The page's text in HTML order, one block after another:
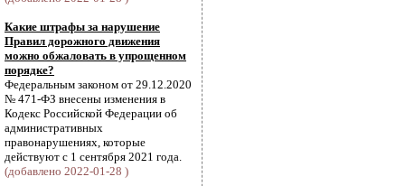
Какие штрафы за нарушение
Правил дорожного движения
можно обжаловать в упрощенном
порядке?
Федеральным законом от 29.12.2020
№ 471-ФЗ внесены изменения в
Кодекс Российской Федерации об
административных
правонарушениях, которые
действуют с 1 сентября 2021 года.
(добавлено 2022-01-28 )